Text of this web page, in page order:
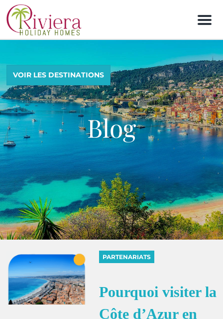
M
n
VOIR LES DESTINATIONS
Blog
PARTENARIATS
Pourquoi visiter la
Côte d’Azur en